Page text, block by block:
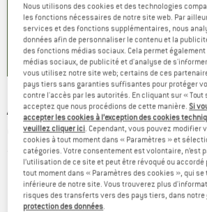
)
38,21 €
4,5( 2)
ASICS -Women's Road 5.5in
de running
(0)
Nous utilisons des cookies et des technologies
les fonctions nécessaires de notre site web. Par
services et des fonctions supplémentaires, nous
données afin de personnaliser le contenu et la
des fonctions médias sociaux. Cela permet
médias sociaux, de publicité et d'analyse de
vous utilisez notre site web; certains de ces
pays tiers sans garanties suffisantes pour protéger
contre l'accès par les autorités. En cliquant sur «
acceptez que nous procédions de cette manière.Si
accepter les cookies à l’exception des cookies
veuillez cliquer ici. Cependant, vous pouvez modifier
cookies à tout moment dans « Paramètres » et
catégories. Votre consentement est volontaire, n’est
l’utilisation de ce site et peut être révoqué ou accordé
tout moment dans « Paramètres des cookies », qui
inférieure de notre site. Vous trouverez plus
risques des transferts vers des pays tiers, dans notre
protection des données.